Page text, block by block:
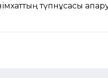
түпнұсқасы апару